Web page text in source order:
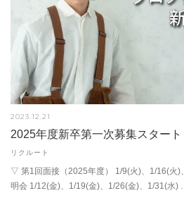
2023.12.21
2025年度新卒第一次募集スタート
リクルート
▽ 第1回面接（2025年度） 1/9(火)、1/16(
明会 1/12(金)、1/19(金)、1/26(金)、1/31(水) …